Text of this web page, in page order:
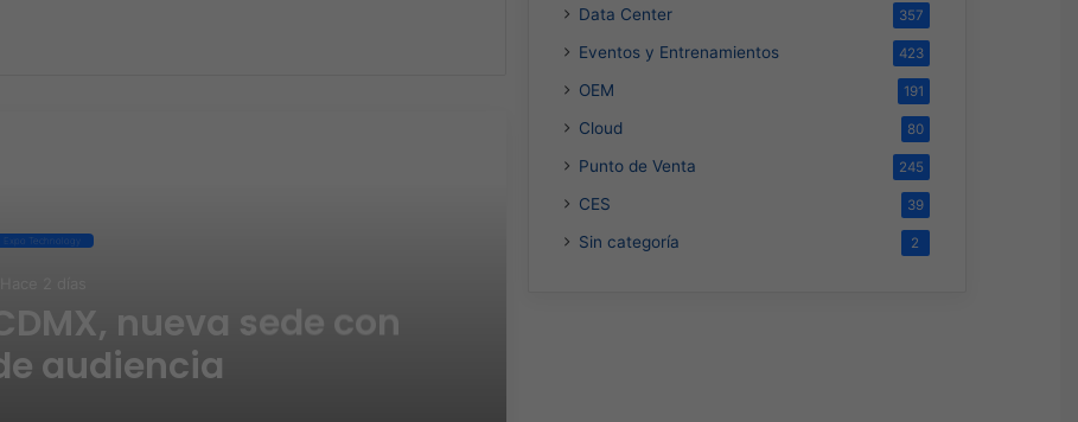
sede con
Data Center 357
Eventos y Entrenamientos 423
OEM 191
Cloud 80
Punto de Venta 245
CES 39
Sin categoría 2